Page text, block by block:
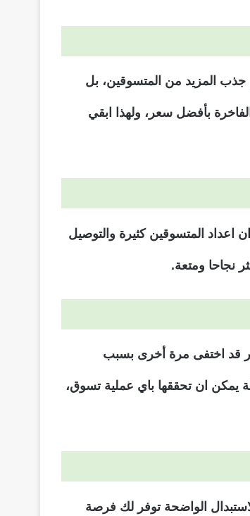
لا تنحصر مهمتها في جذب المزيد من المتسوقين، بل
بأفضل سعر، ولهذا ابقي
المتسوقين كثيرة والتوصيل
نجاحا ومتعة.
قد اختفى مرة أخرى بسبب
يمكن ان تحققها باي عملية تسوق،
الواضحة توفر لك فرصة